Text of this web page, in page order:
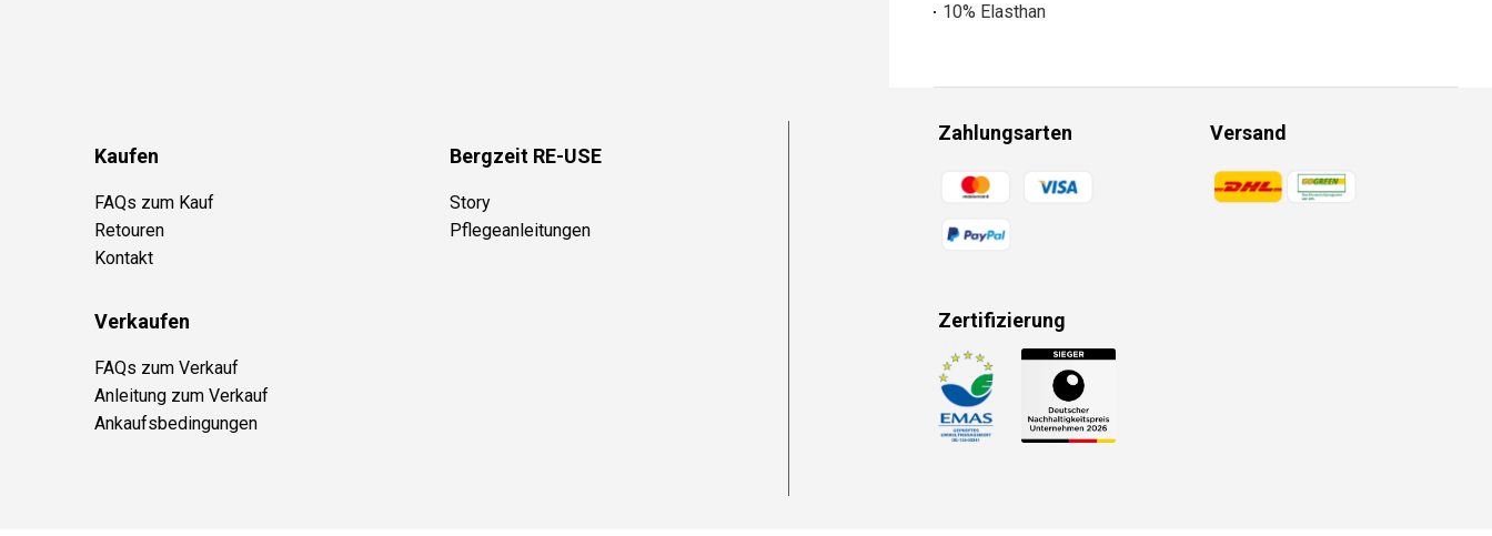
10% Elasthan
Kaufen
FAQs zum Kauf
Retouren
Kontakt
Bergzeit RE-USE
Story
Pflegeanleitungen
Verkaufen
FAQs zum Verkauf
Anleitung zum Verkauf
Ankaufsbedingungen
Zahlungsarten
Zahlungsmethoden
Versand
Zahlungsmethoden
Zertifizierung
Zahlungsmethoden